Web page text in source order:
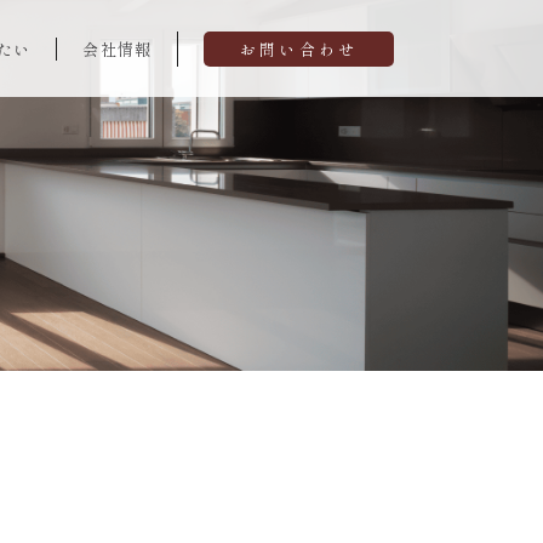
い 会社情報 お問い合わせ